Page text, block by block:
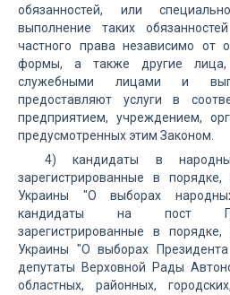
обязанностей, или
выполнение таких
частного права независимо от
формы, а также другие лица,
служебными лицами и
предоставляют услуги в
предприятием, учреждением,
предусмотренных этим Законом.
4) кандидаты в
зарегистрированные в порядке,
Украины "О выборах
кандидаты на пост
зарегистрированные в порядке,
Украины "О выборах
депутаты Верховной Рады
областных, районных,